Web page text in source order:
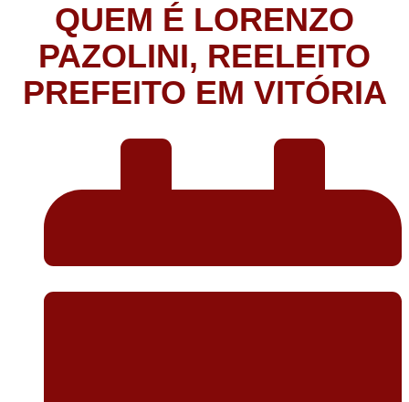
QUEM É LORENZO
PAZOLINI, REELEITO
PREFEITO EM VITÓRIA